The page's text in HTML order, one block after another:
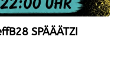
SPÄÄÄTZI